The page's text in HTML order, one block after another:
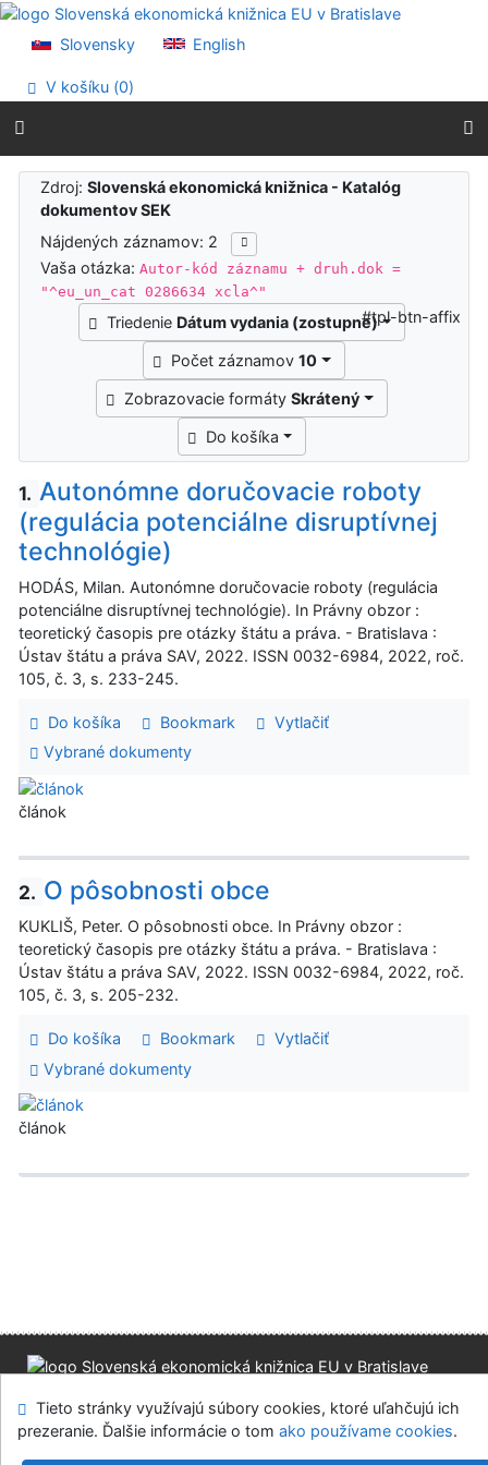
Prejsť na obsah
Prehlásenie o webovej prístupnosti
Slovensky English
V košíku (0)
Výsledky vyhľadávania
Zdroj:Slovenská ekonomická knižnica - Katalóg
dokumentov SEK
Nájdených záznamov: 2
Vaša otázka:Autor-kód záznamu + druh.dok =
"^eu_un_cat 0286634 xcla^"
Triedenie Dátum vydania (zostupne)
Počet záznamov10
Zobrazovacie formátySkrátený
Do košíka
#tpl-btn-affix
1. Autonómne doručovacie roboty
(regulácia potenciálne disruptívnej
technológie)
HODÁS, Milan. Autonómne doručovacie roboty (regulácia
potenciálne disruptívnej technológie). In Právny obzor :
teoretický časopis pre otázky štátu a práva. - Bratislava :
Ústav štátu a práva SAV, 2022. ISSN 0032-6984, 2022, roč.
105, č. 3, s. 233-245.
Do košíka Bookmark
Vytlačiť
Vybrané dokumenty
článok
2. O pôsobnosti obce
KUKLIŠ, Peter. O pôsobnosti obce. In Právny obzor :
teoretický časopis pre otázky štátu a práva. - Bratislava :
Ústav štátu a práva SAV, 2022. ISSN 0032-6984, 2022, roč.
105, č. 3, s. 205-232.
Do košíka Bookmark
Vytlačiť
Vybrané dokumenty
článok
Modul OpenSearch
Napíšte nám Nastavenie cookies
Tieto stránky využívajú súbory cookies, ktoré uľahčujú ich
prezeranie. Ďalšie informácie o tom ako používame cookies.